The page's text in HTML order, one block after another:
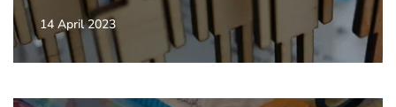
14 April 2023